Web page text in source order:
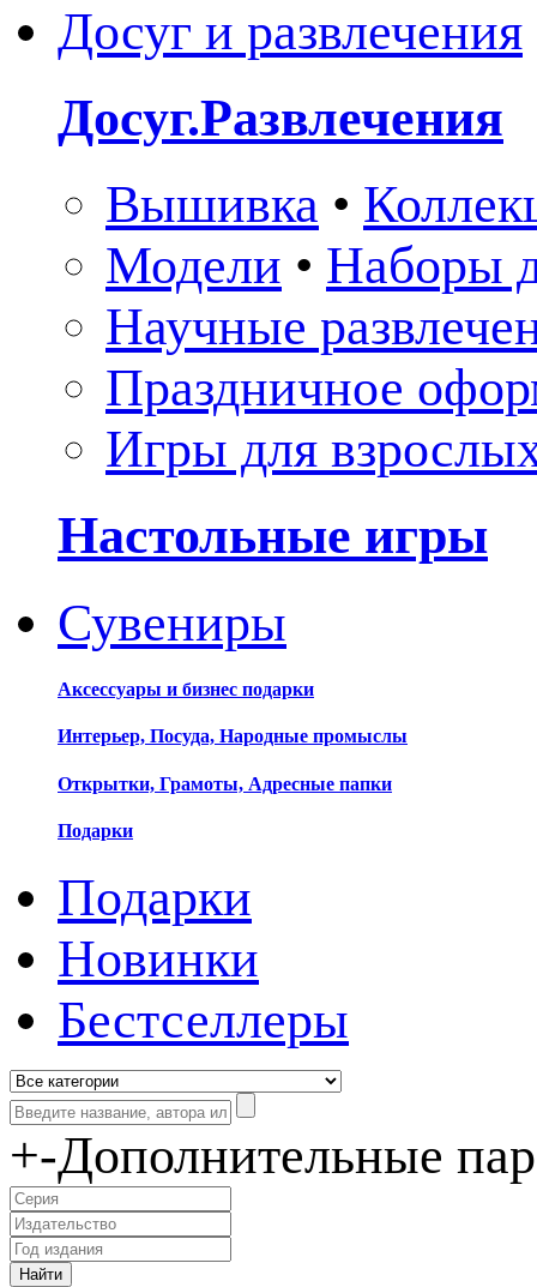
Досуг и развлечения
Досуг.Развлечения
Вышивка •
Модели • Наборы
Научные
Праздничное
Игры для
Настольные игры
Сувениры
Аксессуары и бизнес подарки
Интерьер, Посуда, Народные промыслы
Открытки, Грамоты, Адресные папки
Подарки
Подарки
Новинки
Бестселлеры
+-Дополнительные